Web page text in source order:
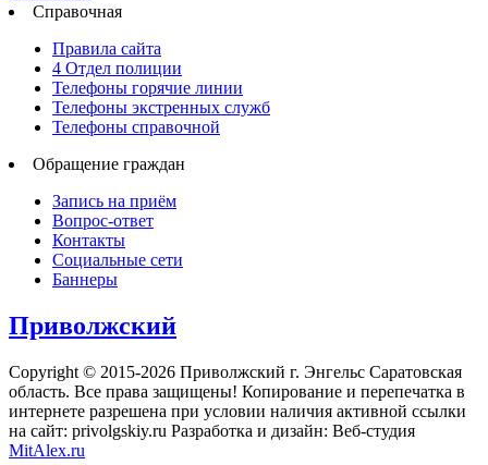
Справочная
Правила сайта
4 Отдел полиции
Телефоны горячие линии
Телефоны экстренных служб
Телефоны справочной
Обращение граждан
Запись на приём
Вопрос-ответ
Контакты
Социальные сети
Баннеры
Приволжский
Copyright © 2015-2026 Приволжский г. Энгельс Саратовская
область. Все права защищены! Копирование и перепечатка в
интернете разрешена при условии наличия активной ссылки
на сайт: privolgskiy.ru Разработка и дизайн: Веб-студия
MitAlex.ru